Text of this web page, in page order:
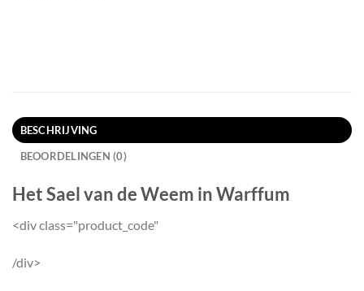
BESCHRIJVING
BEOORDELINGEN (0)
Het Sael van de Weem in Warffum
<div class="product_code"
/div>